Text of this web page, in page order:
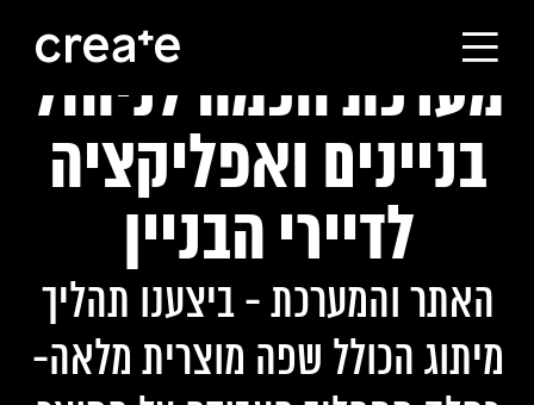
ראשי
הסטודיו
מסלולי הלימוד
הבוגרים
מערכת חכמה לניהול
בניינים ואפליקציה
לדיירי הבניין
האתר והמערכת - ביצענו תהליך
מיתוג הכולל שפה מוצרית מלאה-